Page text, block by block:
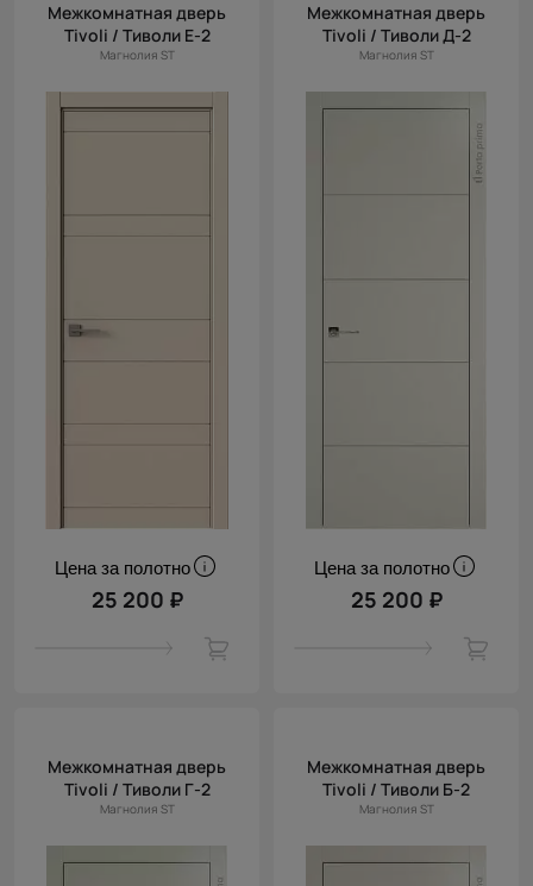
Межкомнатная дверь
Tivoli / Тиволи Е-2
Магнолия ST
Цена за полотно
25 200 ₽
Межкомнатная дверь
Tivoli / Тиволи Д-2
Магнолия ST
Цена за полотно
25 200 ₽
Межкомнатная дверь
Tivoli / Тиволи Г-2
Магнолия ST
Межкомнатная дверь
Tivoli / Тиволи Б-2
Магнолия ST